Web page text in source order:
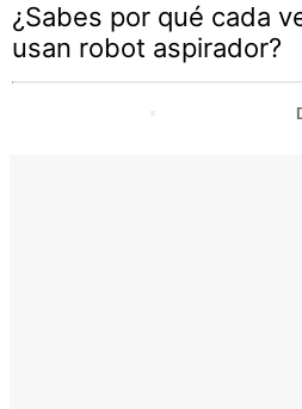
¿Sabes por qué cada
usan robot aspirador?